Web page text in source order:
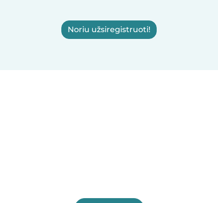
Noriu užsiregistruoti!